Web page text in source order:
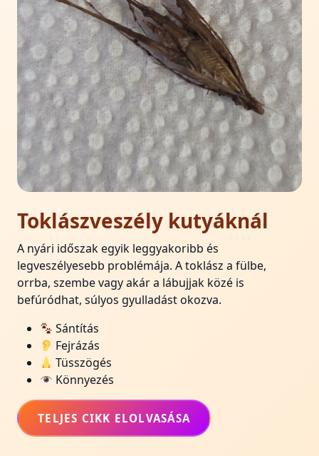
Toklászveszély kutyáknál
A nyári időszak egyik leggyakoribb és
legveszélyesebb problémája. A toklász a fülbe,
orrba, szembe vagy akár a lábujjak közé is
befúródhat, súlyos gyulladást okozva.
Sántítás
Fejrázás
Tüsszögés
Könnyezés
TELJES CIKK ELOLVASÁSA